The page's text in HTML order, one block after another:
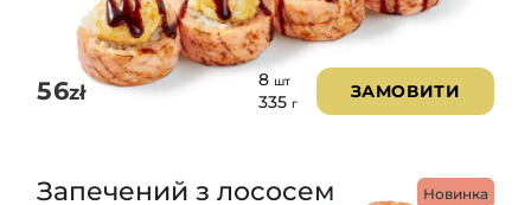
56zł
8 шт
335 г
ЗАМОВИТИ
Новинка
Запечений з лососем